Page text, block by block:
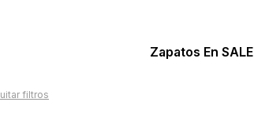
Zapatos En SALE
filtros